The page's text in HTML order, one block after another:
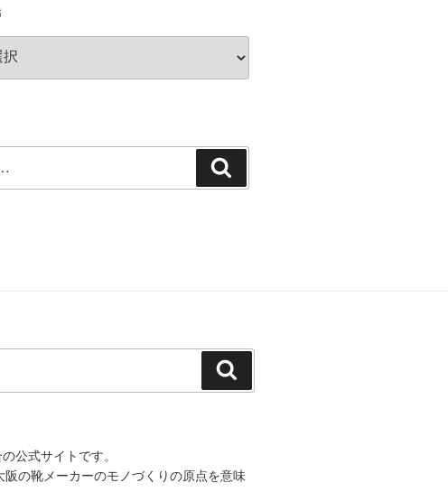
索
索
公式サイトです。
阪の靴メーカーのモノづくりの原点を意味